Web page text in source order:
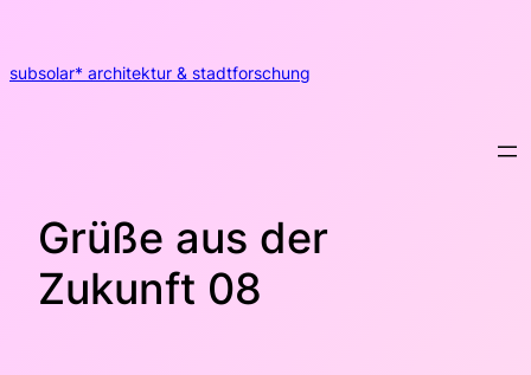
springen
subsolar* architektur & stadtforschung
Grüße aus der
Zukunft 08